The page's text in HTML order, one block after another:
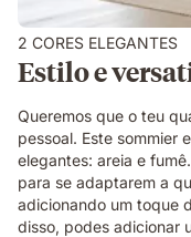
2 CORES ELEGANTES
Estilo e
Queremos que o teu
pessoal. Este sommier
elegantes: areia e
para se adaptarem a
adicionando um toque
disso, podes adicionar